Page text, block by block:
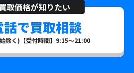
取価格が知りたい
話で買取相談
除く)【受付時間】9:15～21:00